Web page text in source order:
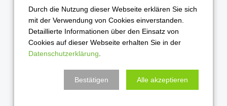
2023
Dezember 2023
September 2023
Durch die Nutzung dieser Webseite erklären Sie sich
mit der Verwendung von Cookies einverstanden.
Detaillierte Informationen über den Einsatz von
Cookies auf dieser Webseite erhalten Sie in der
Datenschutzerklärung
Bestätigen Alle akzeptieren